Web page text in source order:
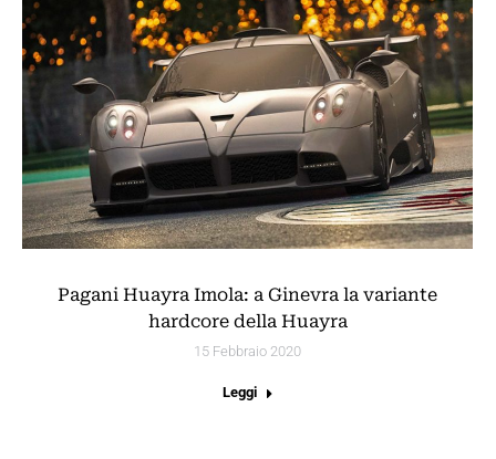
Pagani Huayra Imola: a Ginevra la variante
hardcore della Huayra
15 Febbraio 2020
Leggi